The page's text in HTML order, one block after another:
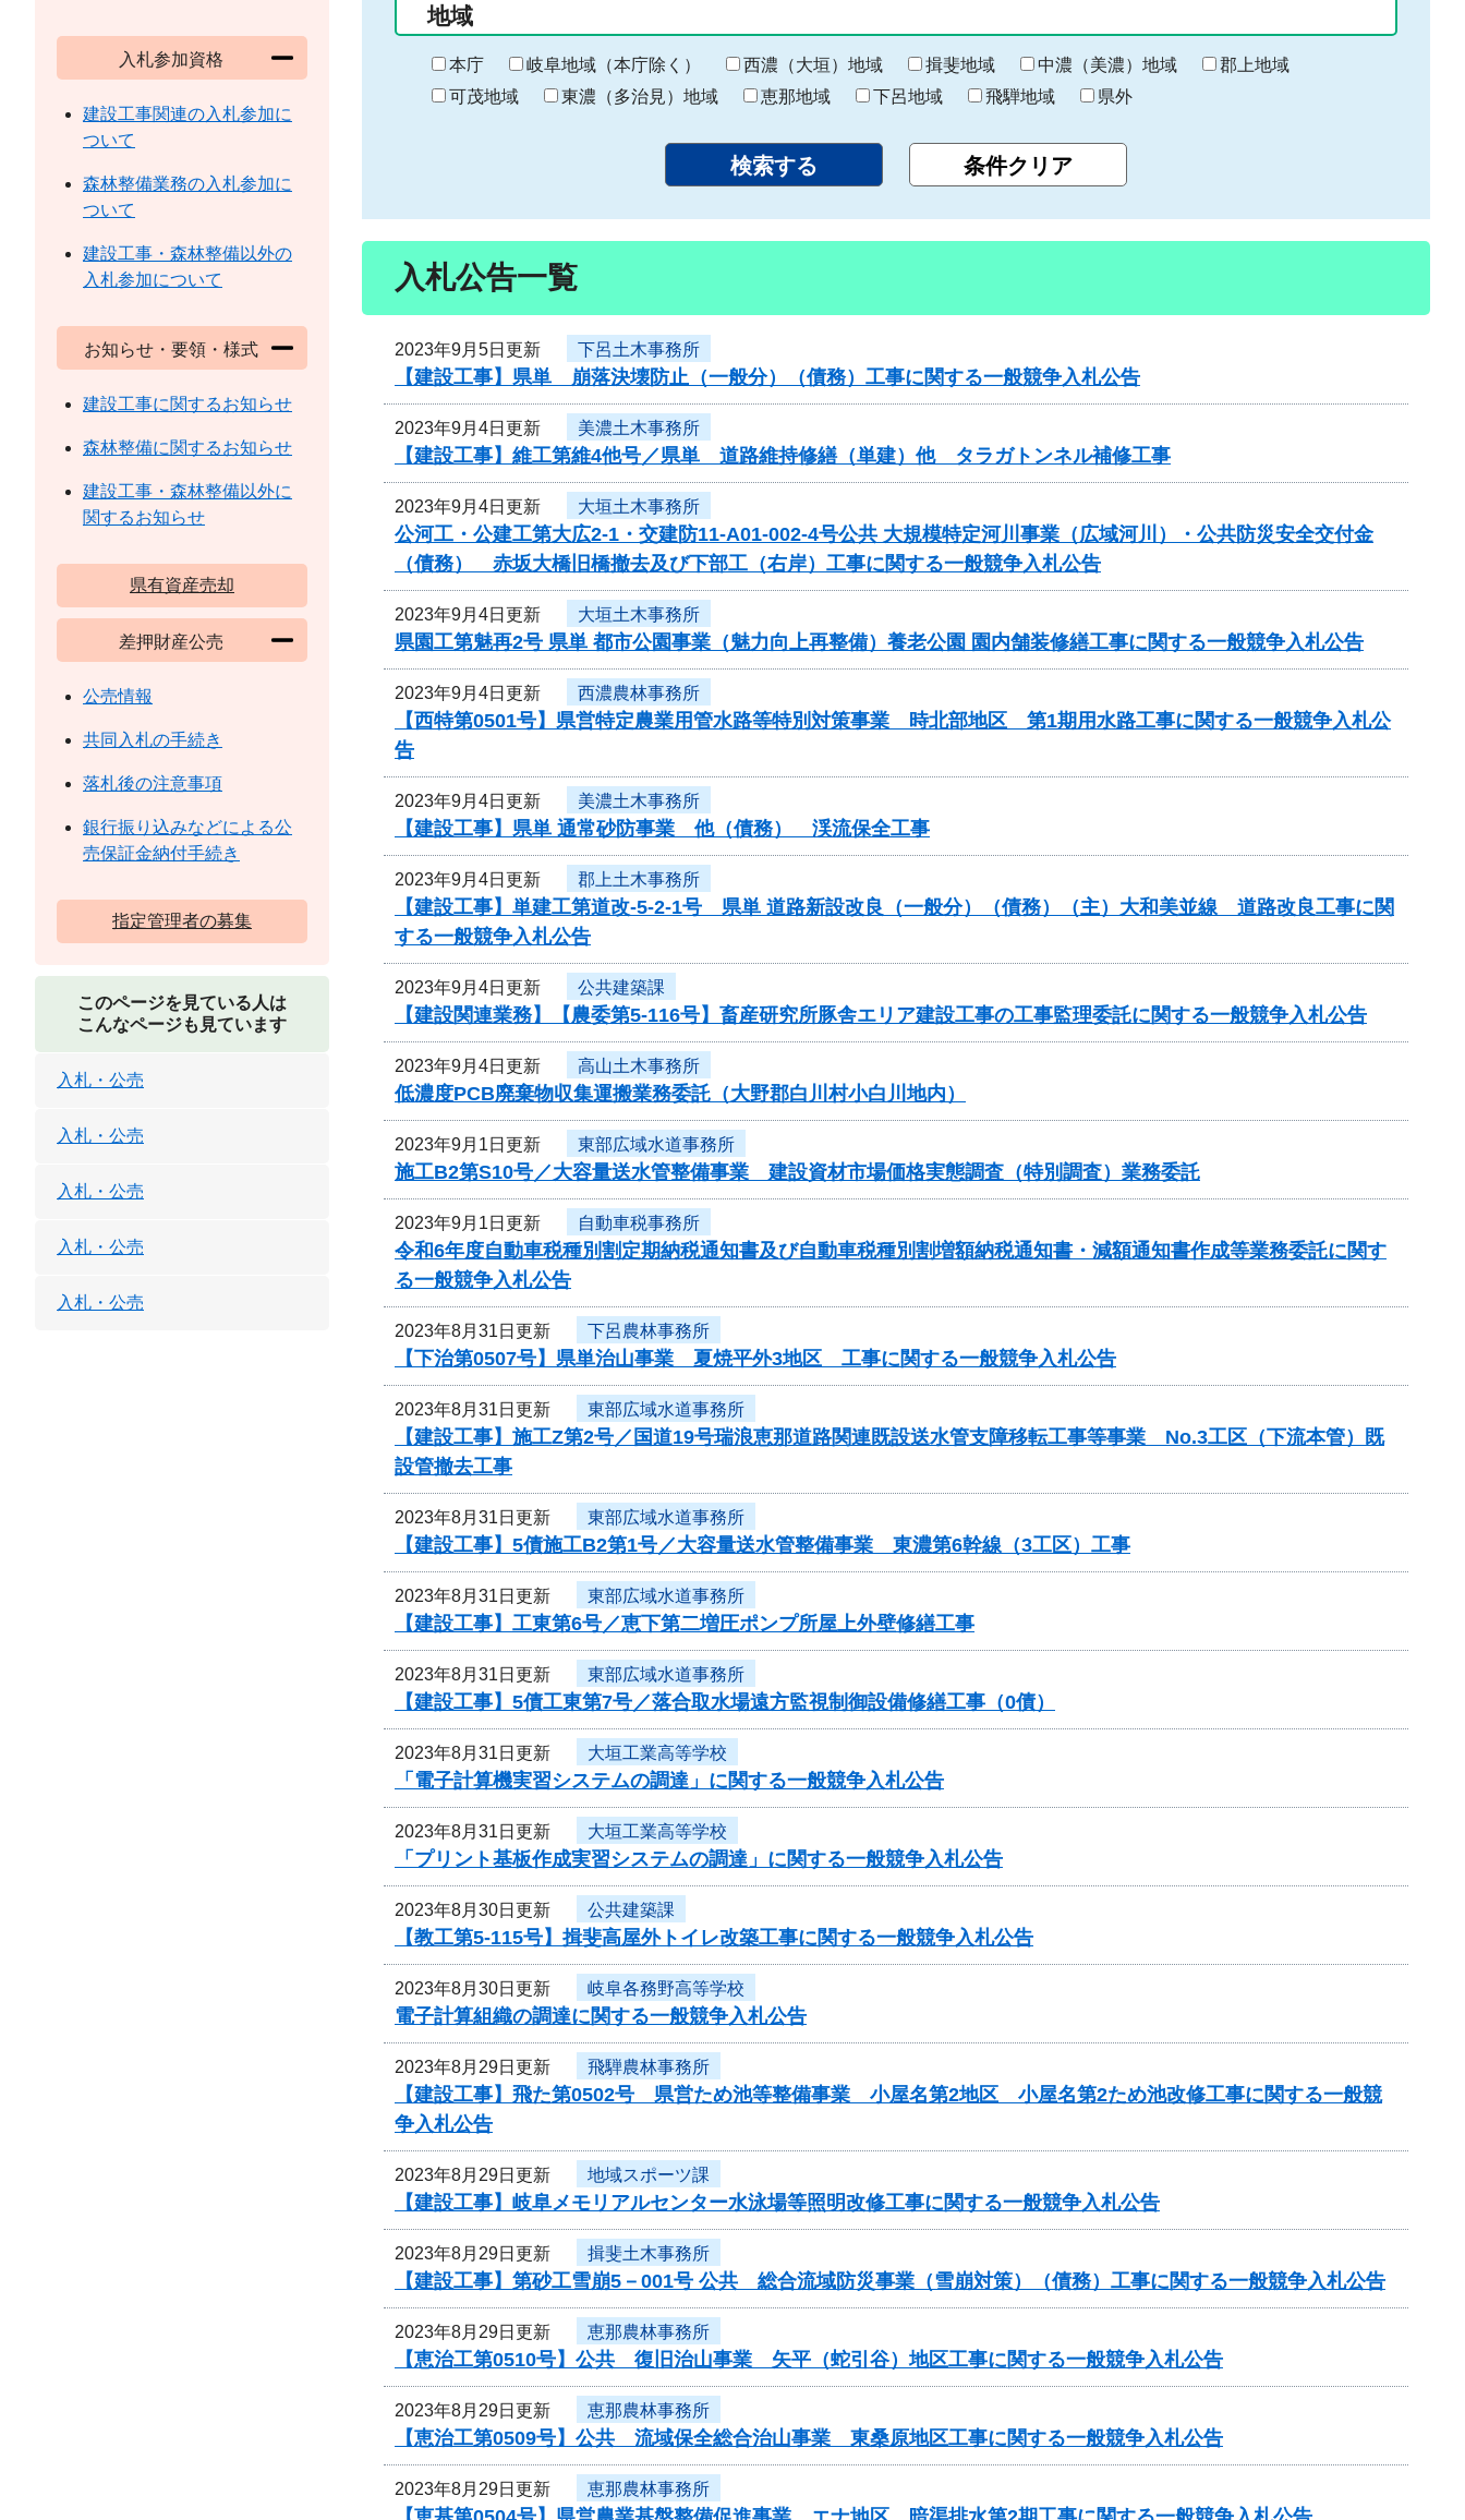
の
始
ま
り
終
わ
り
地域
本庁 岐阜地域（本庁除く） 西濃（大垣）地域 揖斐地域 中濃（美濃）地域
郡上地域
可茂地域
東濃（多治見）地域 恵那地域 下呂地域 飛騨地域 県外
入札公告一覧
2023年9月5日更新 下呂土木事務所
【建設工事】県単 崩落決壊防止（一般分）（債務）工事に関する一般競争入札公告
2023年9月4日更新 美濃土木事務所
【建設工事】維工第維4他号／県単 道路維持修繕（単建）他 タラガトンネル補修工事
2023年9月4日更新 大垣土木事務所
公河工・公建工第大広2-1・交建防11-A01-002-4号公共 大規模特定河川事業（広域河川）・公共防災安全交付金
（債務） 赤坂大橋旧橋撤去及び下部工（右岸）工事に関する一般競争入札公告
2023年9月4日更新 大垣土木事務所
県園工第魅再2号 県単 都市公園事業（魅力向上再整備）養老公園 園内舗装修繕工事に関する一般競争入札公告
2023年9月4日更新 西濃農林事務所
【西特第0501号】県営特定農業用管水路等特別対策事業 時北部地区 第1期用水路工事に関する一般競争入札公
告
2023年9月4日更新 美濃土木事務所
【建設工事】県単 通常砂防事業 他（債務） 渓流保全工事
2023年9月4日更新 郡上土木事務所
【建設工事】単建工第道改-5-2-1号 県単 道路新設改良（一般分）（債務）（主）大和美並線 道路改良工事に関
する一般競争入札公告
2023年9月4日更新 公共建築課
【建設関連業務】【農委第5-116号】畜産研究所豚舎エリア建設工事の工事監理委託に関する一般競争入札公告
2023年9月4日更新 高山土木事務所
低濃度PCB廃棄物収集運搬業務委託（大野郡白川村小白川地内）
2023年9月1日更新 東部広域水道事務所
施工B2第S10号／大容量送水管整備事業 建設資材市場価格実態調査（特別調査）業務委託
2023年9月1日更新 自動車税事務所
令和6年度自動車税種別割定期納税通知書及び自動車税種別割増額納税通知書・減額通知書作成等業務委託に関す
る一般競争入札公告
2023年8月31日更新 下呂農林事務所
【下治第0507号】県単治山事業 夏焼平外3地区 工事に関する一般競争入札公告
2023年8月31日更新 東部広域水道事務所
【建設工事】施工Z第2号／国道19号瑞浪恵那道路関連既設送水管支障移転工事等事業 No.3工区（下流本管）既
設管撤去工事
2023年8月31日更新 東部広域水道事務所
【建設工事】5債施工B2第1号／大容量送水管整備事業 東濃第6幹線（3工区）工事
2023年8月31日更新 東部広域水道事務所
【建設工事】工東第6号／恵下第二増圧ポンプ所屋上外壁修繕工事
2023年8月31日更新 東部広域水道事務所
【建設工事】5債工東第7号／落合取水場遠方監視制御設備修繕工事（0債）
2023年8月31日更新 大垣工業高等学校
「電子計算機実習システムの調達」に関する一般競争入札公告
2023年8月31日更新 大垣工業高等学校
「プリント基板作成実習システムの調達」に関する一般競争入札公告
2023年8月30日更新 公共建築課
【教工第5-115号】揖斐高屋外トイレ改築工事に関する一般競争入札公告
2023年8月30日更新 岐阜各務野高等学校
電子計算組織の調達に関する一般競争入札公告
2023年8月29日更新 飛騨農林事務所
【建設工事】飛た第0502号 県営ため池等整備事業 小屋名第2地区 小屋名第2ため池改修工事に関する一般競
争入札公告
2023年8月29日更新 地域スポーツ課
【建設工事】岐阜メモリアルセンター水泳場等照明改修工事に関する一般競争入札公告
2023年8月29日更新 揖斐土木事務所
【建設工事】第砂工雪崩5－001号 公共 総合流域防災事業（雪崩対策）（債務）工事に関する一般競争入札公告
2023年8月29日更新 恵那農林事務所
【恵治工第0510号】公共 復旧治山事業 矢平（蛇引谷）地区工事に関する一般競争入札公告
2023年8月29日更新 恵那農林事務所
【恵治工第0509号】公共 流域保全総合治山事業 東桑原地区工事に関する一般競争入札公告
2023年8月29日更新 恵那農林事務所
入札参加資格
建設工事関連の入札参加に
ついて
森林整備業務の入札参加に
ついて
建設工事・森林整備以外の
入札参加について
お知らせ・要領・様式
建設工事に関するお知らせ
森林整備に関するお知らせ
建設工事・森林整備以外に
関するお知らせ
県有資産売却
差押財産公売
公売情報
共同入札の手続き
落札後の注意事項
銀行振り込みなどによる公
売保証金納付手続き
指定管理者の募集
このページを見ている人は
こんなページも見ています
入札・公売
入札・公売
入札・公売
入札・公売
入札・公売